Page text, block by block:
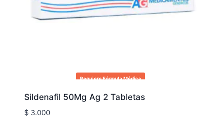
Requiere Fórmula Médica
Sildenafil 50Mg Ag 2 Tabletas
$3.000